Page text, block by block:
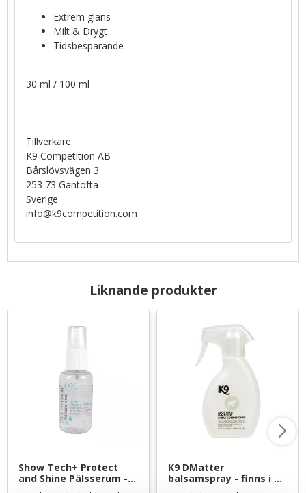
Extrem glans
Milt & Drygt
Tidsbesparande
30 ml / 100 ml
Tillverkare:
K9 Competition AB
Bårslövsvägen 3
253 73 Gantofta
Sverige
info@k9competition.com
Liknande produkter
Show Tech+ Protect
and Shine Pälsserum -
50 ml
K9 DMatter
balsamspray - finns i
tre storlekar